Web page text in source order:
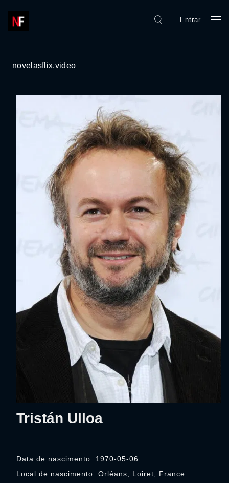
Entrar
novelasflix.video
Tristán Ulloa
Data de nascimento: 1970-05-06
Local de nascimento: Orléans, Loiret, France